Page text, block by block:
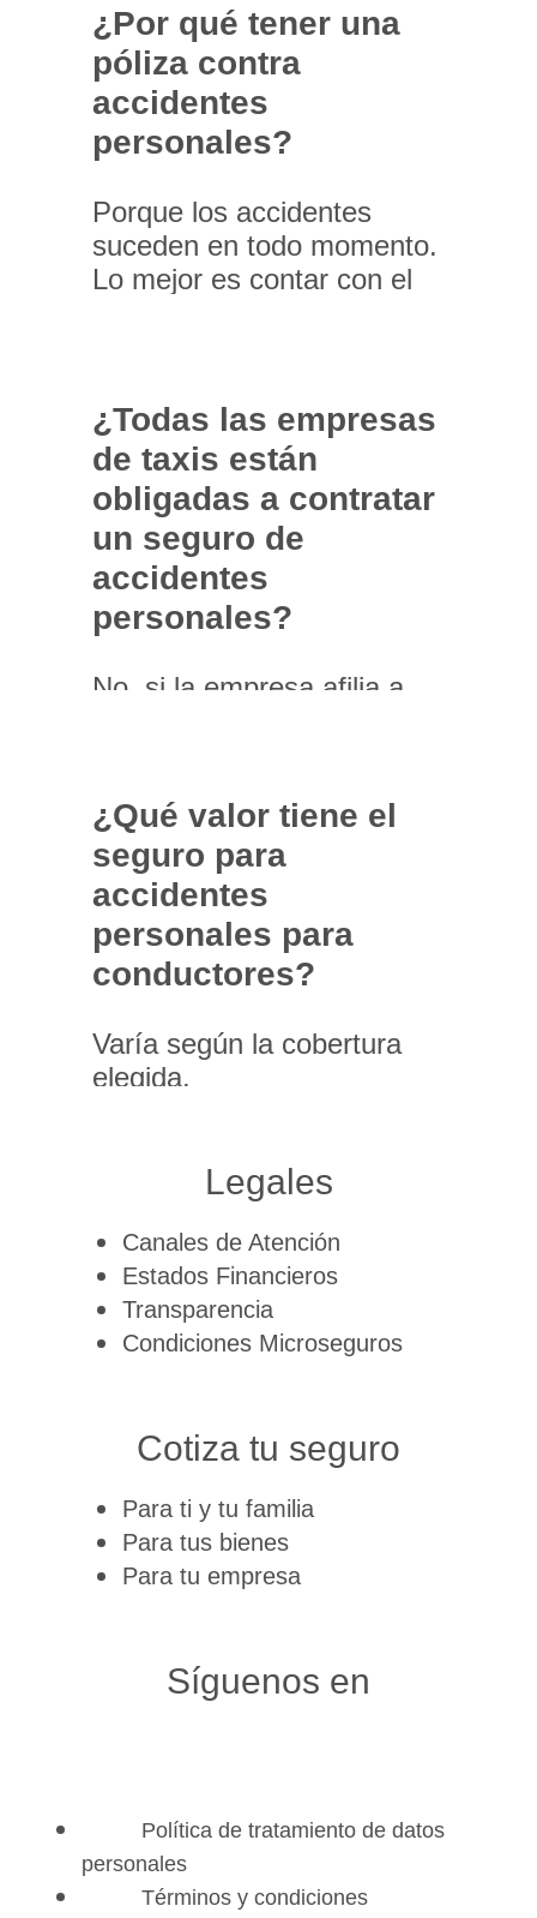
conductores. Si todavía
tienes dudas, nuestro
equipo estará encantado de
ayudarte.
¿Por qué tener una
póliza contra
accidentes
personales?
Porque los accidentes
suceden en todo momento.
Lo mejor es contar con el
momento que más lo
necesitan. Además, este es
un seguro obligatorio para
conductores de servicio
público.
¿Todas las empresas
de taxis están
obligadas a contratar
un seguro de
accidentes
personales?
No, si la empresa afilia a
obligatoria esta póliza.
¿Qué valor tiene el
seguro para
accidentes
personales para
conductores?
Varía según la cobertura
elegida.
Legales
Canales de Atención
Estados Financieros
Transparencia
Condiciones Microseguros
Cotiza tu seguro
Para ti y tu familia
Para tus bienes
Para tu empresa
Síguenos en
Política de tratamiento de datos
personales
Términos y condiciones